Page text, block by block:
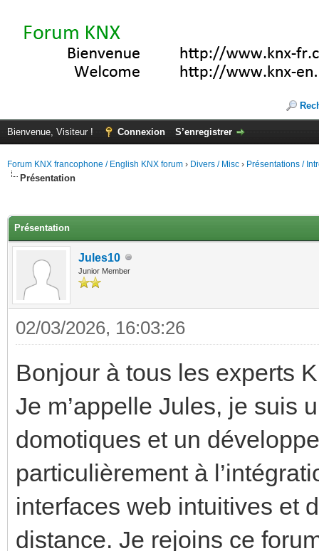
Bienvenue, Visiteur ! Connexion S’enregistrer
Forum KNX francophone / English KNX forum › Divers / Misc › Présentations /
Présentation
Présentation
Jules10
Junior Member
02/03/2026, 16:03:26
Bonjour à tous les experts
Je m’appelle Jules, je suis
domotiques et un
particulièrement à
interfaces web intuitives et
distance. Je rejoins ce